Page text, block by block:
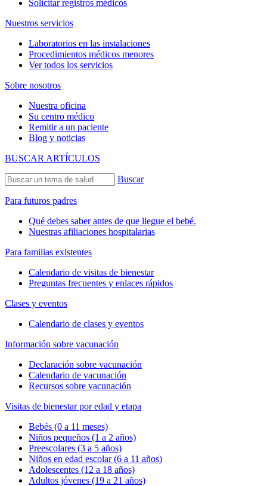
Solicitar registros médicos
Nuestros servicios
Laboratorios en las instalaciones
Procedimientos médicos menores
Ver todos los servicios
Sobre nosotros
Nuestra oficina
Su centro médico
Remitir a un paciente
Blog y noticias
BUSCAR ARTÍCULOS
Buscar
Para futuros padres
Qué debes saber antes de que llegue el bebé.
Nuestras afiliaciones hospitalarias
Para familias existentes
Calendario de visitas de bienestar
Preguntas frecuentes y enlaces rápidos
Clases y eventos
Calendario de clases y eventos
Información sobre vacunación
Declaración sobre vacunación
Calendario de vacunación
Recursos sobre vacunación
Visitas de bienestar por edad y etapa
Bebés (0 a 11 meses)
Niños pequeños (1 a 2 años)
Preescolares (3 a 5 años)
Niños en edad escolar (6 a 11 años)
Adolescentes (12 a 18 años)
Adultos jóvenes (19 a 21 años)